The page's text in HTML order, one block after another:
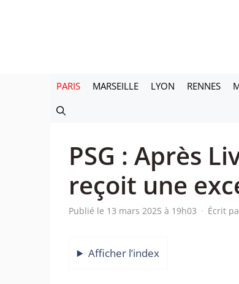
PARIS MARSEILLE LYON RENNES
PSG : Après
reçoit une
Publié le 13 mars 2025 à 19h03 · Écrit
Afficher l’index